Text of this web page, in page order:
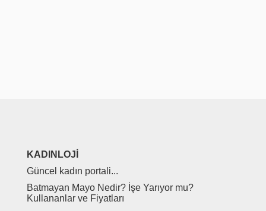
KADINLOJI
Güncel kadın portali...
Batmayan Mayo Nedir? İşe Yarıyor mu?
Kullananlar ve Fiyatları